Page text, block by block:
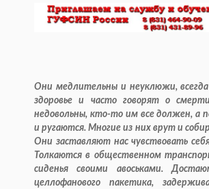
Они медлительны и не­уклюжи,
здоровье и часто говорят о
недовольны, кто-то им все должен, а
и ругаются. Многие из них врут и
Они заставляют нас чувствовать
Толкаются в общественном
сиденья своими авоськами.
целлофанового пакетика,